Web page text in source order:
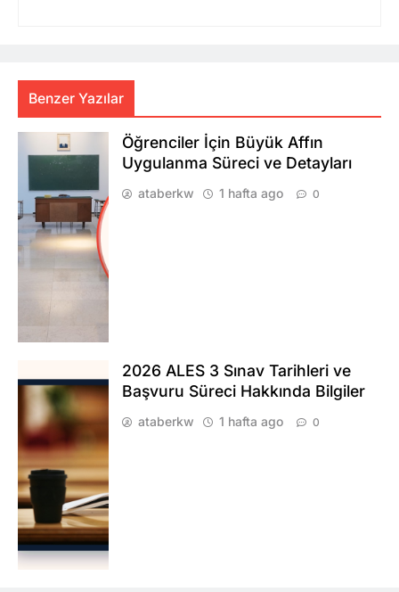
Benzer Yazılar
Öğrenciler İçin Büyük Affın
Uygulanma Süreci ve Detayları
ataberkw 1 hafta ago 0
2026 ALES 3 Sınav Tarihleri ve
Başvuru Süreci Hakkında Bilgiler
ataberkw 1 hafta ago 0